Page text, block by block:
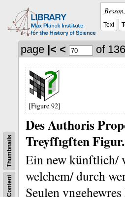
Text
Content
Thumbnails
page |< < of 136
[Figure 92]
Des Authoris
Treyſſıgſten Figur.
Ein new künſtlich/
welchem/ durch
Seulen